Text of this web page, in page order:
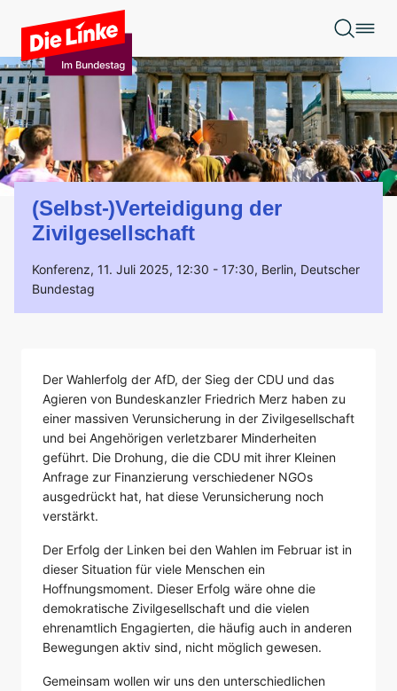
Zum Hauptinhalt springen
(Selbst-)Verteidigung der
Zivilgesellschaft
Konferenz, 11. Juli 2025, 12:30 - 17:30, Berlin, Deutscher
Bundestag
Der Wahlerfolg der AfD, der Sieg der CDU und das
Agieren von Bundeskanzler Friedrich Merz haben zu
einer massiven Verunsicherung in der Zivilgesellschaft
und bei Angehörigen verletzbarer Minderheiten
geführt. Die Drohung, die die CDU mit ihrer Kleinen
Anfrage zur Finanzierung verschiedener NGOs
ausgedrückt hat, hat diese Verunsicherung noch
verstärkt.
Der Erfolg der Linken bei den Wahlen im Februar ist in
dieser Situation für viele Menschen ein
Hoffnungsmoment. Dieser Erfolg wäre ohne die
demokratische Zivilgesellschaft und die vielen
ehrenamtlich Engagierten, die häufig auch in anderen
Bewegungen aktiv sind, nicht möglich gewesen.
Gemeinsam wollen wir uns den unterschiedlichen